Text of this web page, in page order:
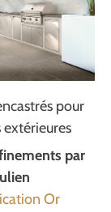
pour
extérieures
par
Or